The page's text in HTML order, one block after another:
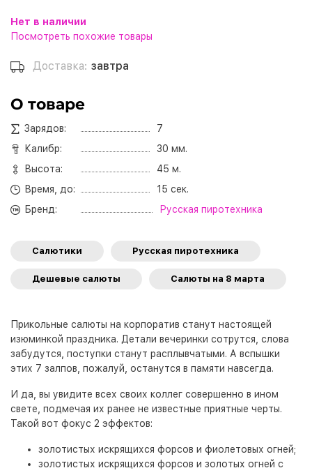
Нет в наличии
Посмотреть похожие товары
Доставка: завтра
О товаре
Зарядов:
7
Калибр:
30 мм.
Высота:
45 м.
Время, до:
15 сек.
Бренд:
Русская пиротехника
Салютики Русская пиротехника
Дешевые салюты Салюты на 8 марта
Прикольные салюты на корпоратив станут настоящей
изюминкой праздника. Детали вечеринки сотрутся, слова
забудутся, поступки станут расплывчатыми. А вспышки
этих 7 залпов, пожалуй, останутся в памяти навсегда.
И да, вы увидите всех своих коллег совершенно в ином
свете, подмечая их ранее не известные приятные черты.
Такой вот фокус 2 эффектов:
золотистых искрящихся форсов и фиолетовых огней;
золотистых искрящихся форсов и золотых огней с